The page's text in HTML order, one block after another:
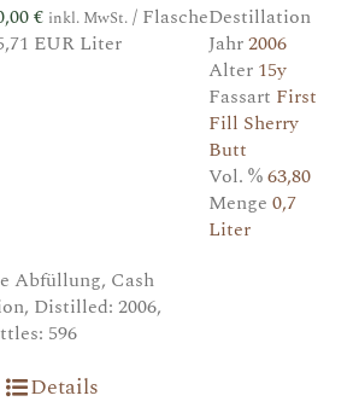
€ inkl. MwSt. / Flasche
EUR Liter
Destillation
Jahr2006
Alter 15y
Fassart First
Fill Sherry
Butt
Vol. %63,80
Menge0,7
Liter
Abfüllung, Cash
Distilled: 2006,
596
Details